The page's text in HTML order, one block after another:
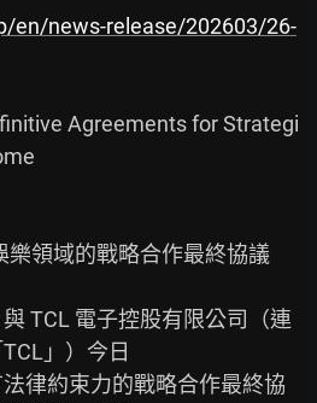
en/news-release/202603/26-
Agreements for Strategi
樂領域的戰略合作最終協議
TCL 電子控股有限公司（連
」）今日
律約束力的戰略合作最終協